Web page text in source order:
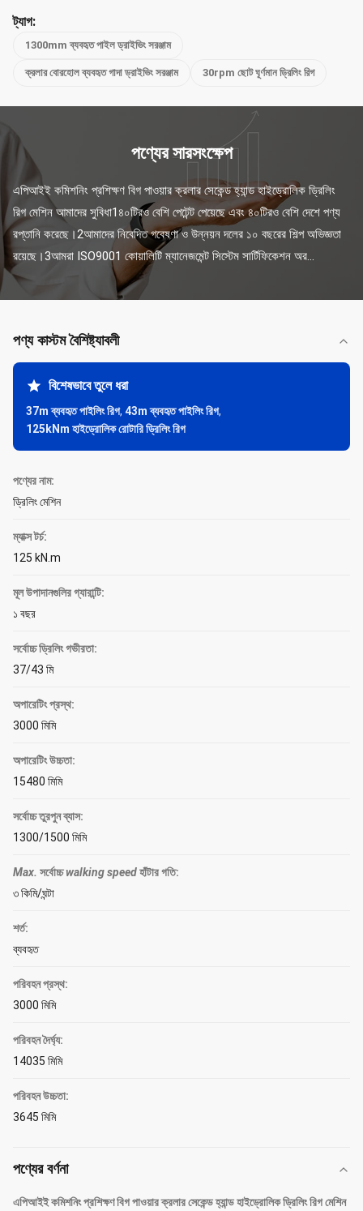
ট্যাগ:
1300mm ব্যবহৃত পাইল ড্রাইভিং সরঞ্জাম
ক্রলার বোরহোল ব্যবহৃত গাদা ড্রাইভিং সরঞ্জাম 30rpm ছোট ঘূর্ণমান ড্রিলিং রিগ
পণ্যের সারসংক্ষেপ
এপিআইই কমিশনিং প্রশিক্ষণ বিগ পাওয়ার ক্রলার সেকেন্ড হ্যান্ড হাইড্রোলিক ড্রিলিং
রিগ মেশিন আমাদের সুবিধা1৪০টিরও বেশি পেটেন্ট পেয়েছে এবং ৪০টিরও বেশি দেশে পণ্য
রপ্তানি করেছে।2আমাদের নিবেদিত গবেষণা ও উন্নয়ন দলের ১০ বছরের শিল্প অভিজ্ঞতা
রয়েছে।3আমরা ISO9001 কোয়ালিটি ম্যানেজমেন্ট সিস্টেম সার্টিফিকেশন অর...
পণ্য কাস্টম বৈশিষ্ট্যাবলী
বিশেষভাবে তুলে ধরা
37m ব্যবহৃত পাইলিং রিগ, 43m ব্যবহৃত পাইলিং রিগ,
125kNm হাইড্রোলিক রোটারি ড্রিলিং রিগ
পণ্যের নাম:
ড্রিলিং মেশিন
ম্যাক্স টর্চ:
125 kN.m
মূল উপাদানগুলির গ্যারান্টি:
১ বছর
সর্বোচ্চ ড্রিলিং গভীরতা:
37/43 মি
অপারেটিং প্রস্থ:
3000 মিমি
অপারেটিং উচ্চতা:
15480 মিমি
সর্বোচ্চ তুরপুন ব্যাস:
1300/1500 মিমি
Max. সর্বোচ্চwalking speedহাঁটার গতি:
৩ কিমি/ঘন্টা
শর্ত:
ব্যবহৃত
পরিবহন প্রস্থ:
3000 মিমি
পরিবহন দৈর্ঘ্য:
14035 মিমি
পরিবহন উচ্চতা:
3645 মিমি
পণ্যের বর্ণনা
এপিআইই কমিশনিং প্রশিক্ষণ বিগ পাওয়ার ক্রলার সেকেন্ড হ্যান্ড হাইড্রোলিক ড্রিলিং রিগ মেশিন